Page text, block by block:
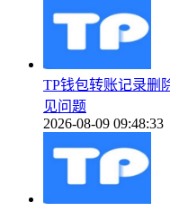
TP钱包转账记录删
见问题
2026-08-09 09:48:33